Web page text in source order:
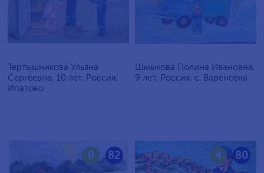
Тертышникова Ульяна
Сергеевна, 10 лет, Россия,
Ипатово
Шмыкова Полина Ивановна,
9 лет, Россия, с. Вареновка
82
0 80
4